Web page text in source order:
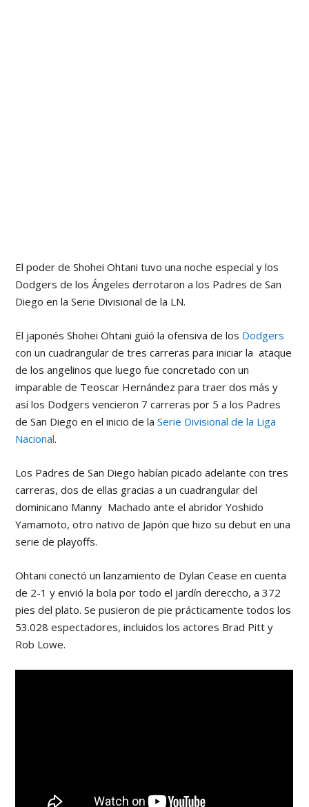
El poder de Shohei Ohtani tuvo una noche especial y los
Dodgers de los Ángeles derrotaron a los Padres de San
Diego en la Serie Divisional de la LN.
El japonés Shohei Ohtani guió la ofensiva de los Dodgers
con un cuadrangular de tres carreras para iniciar la ataque
de los angelinos que luego fue concretado con un
imparable de Teoscar Hernández para traer dos más y
así los Dodgers vencieron 7 carreras por 5 a los Padres
de San Diego en el inicio de laSerie Divisional de la Liga
Nacional.
Los Padres de San Diego habían picado adelante con tres
carreras, dos de ellas gracias a un cuadrangular del
dominicano Manny Machado ante el abridor Yoshido
Yamamoto, otro nativo de Japón que hizo su debut en una
serie de playoffs.
Ohtani conectó un lanzamiento de Dylan Cease en cuenta
de 2-1 y envió la bola por todo el jardín dereccho, a 372
pies del plato. Se pusieron de pie prácticamente todos los
53.028 espectadores, incluidos los actores Brad Pitt y
Rob Lowe.